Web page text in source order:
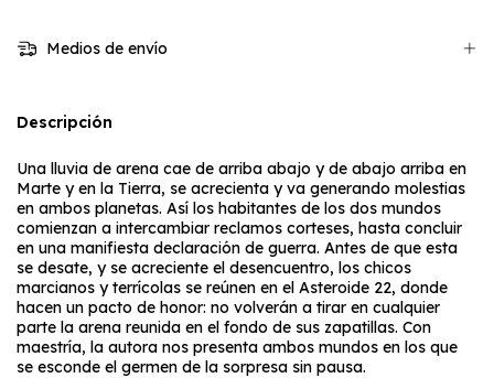
Medios de envío
Descripción
Una lluvia de arena cae de arriba abajo y de abajo arriba en
Marte y en la Tierra, se acrecienta y va generando molestias
en ambos planetas. Así los habitantes de los dos mundos
comienzan a intercambiar reclamos corteses, hasta concluir
en una manifiesta declaración de guerra. Antes de que esta
se desate, y se acreciente el desencuentro, los chicos
marcianos y terrícolas se reúnen en el Asteroide 22, donde
hacen un pacto de honor: no volverán a tirar en cualquier
parte la arena reunida en el fondo de sus zapatillas. Con
maestría, la autora nos presenta ambos mundos en los que
se esconde el germen de la sorpresa sin pausa.